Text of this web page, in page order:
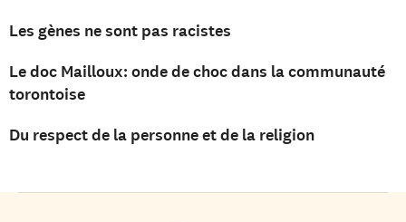
Les gènes ne sont pas racistes
Le doc Mailloux: onde de choc dans la communauté
torontoise
Du respect de la personne et de la religion